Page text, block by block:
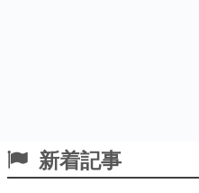
新着記事